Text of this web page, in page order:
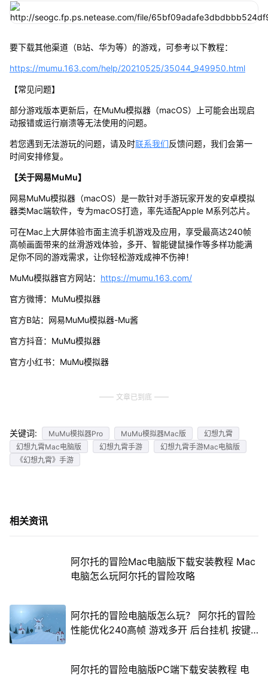
要下载其他渠道（B站、华为等）的游戏，可参考以下教程：
https://mumu.163.com/help/20210525/35044_949950.html
【常见问题】
部分游戏版本更新后，在MuMu模拟器（macOS）上可能会出现启
动报错或运行崩溃等无法使用的问题。
若您遇到无法游玩的问题，请及时联系我们反馈问题，我们会第一
时间安排修复。
【关于网易MuMu】
网易MuMu模拟器（macOS）是一款针对手游玩家开发的安卓模拟
器类Mac端软件，专为macOS打造，率先适配Apple M系列芯片。
可在Mac上大屏体验市面主流手机游戏及应用，享受最高达240帧
高帧画面带来的丝滑游戏体验，多开、智能键鼠操作等多样功能满
足你不同的游戏需求，让你轻松游戏成神不伤神！
MuMu模拟器官方网站： https://mumu.163.com/
官方微博：MuMu模拟器
官方B站：网易MuMu模拟器-Mu酱
官方抖音：MuMu模拟器
官方小红书：MuMu模拟器
文章已到底
关键词: MuMu模拟器Pro MuMu模拟器Mac版
幻想九霄
幻想九霄Mac电脑版
幻想九霄手游
幻想九霄手游Mac电脑版
《幻想九霄》手游
相关资讯
阿尔托的冒险Mac电脑版下载安装教程 Mac
电脑怎么玩阿尔托的冒险攻略
阿尔托的冒险电脑版怎么玩？ 阿尔托的冒险
性能优化240高帧 游戏多开 后台挂机 按键
阿尔托的冒险电脑版PC端下载安装教程 电